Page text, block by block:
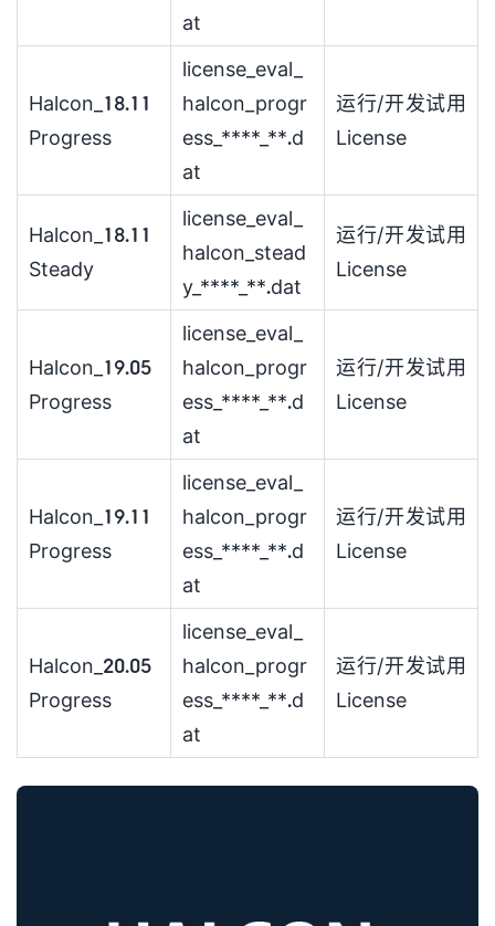
at
Halcon_18.11
Progress
license_eval_
halcon_progr
ess_****_**.d
at
运行/开发试用
License
Halcon_18.11
Steady
license_eval_
halcon_stead
y_****_**.dat
运行/开发试用
License
Halcon_19.05
Progress
license_eval_
halcon_progr
ess_****_**.d
at
运行/开发试用
License
Halcon_19.11
Progress
license_eval_
halcon_progr
ess_****_**.d
at
运行/开发试用
License
Halcon_20.05
Progress
license_eval_
halcon_progr
ess_****_**.d
at
运行/开发试用
License